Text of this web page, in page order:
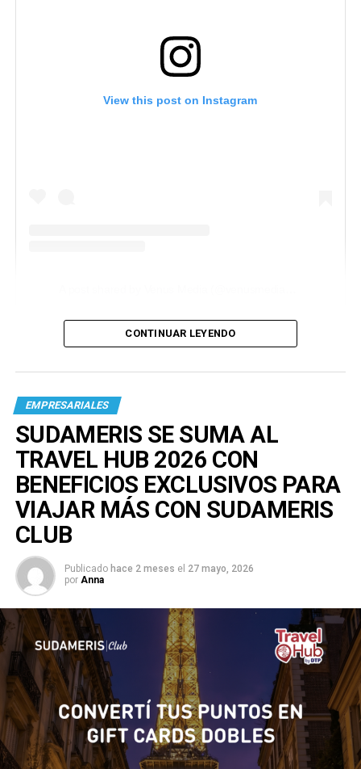
View this post on Instagram
CONTINUAR LEYENDO
EMPRESARIALES
SUDAMERIS SE SUMA AL
TRAVEL HUB 2026 CON
BENEFICIOS EXCLUSIVOS PARA
VIAJAR MÁS CON SUDAMERIS
CLUB
Publicado hace 2 meses el 27 mayo, 2026
por Anna